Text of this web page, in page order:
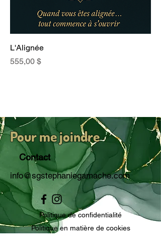
L'Alignée
Prix
555,00 $
Pour me joindre
Contact
info@sgstephaniegamache.com
Politique de confidentialité
Politique en matière de cookies